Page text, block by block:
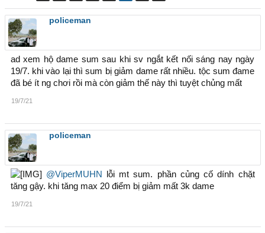
policeman
ad xem hộ dame sum sau khi sv ngắt kết nối sáng nay ngày
19/7. khi vào lại thì sum bị giảm dame rất nhiều. tộc sum đame
đã bé ít ng chơi rồi mà còn giảm thế này thì tuyệt chủng mất
19/7/21
policeman
@ViperMUHN
lỗi mt sum. phần củng cố dính chặt
tăng gậy. khi tăng max 20 điểm bị giảm mất 3k dame
19/7/21